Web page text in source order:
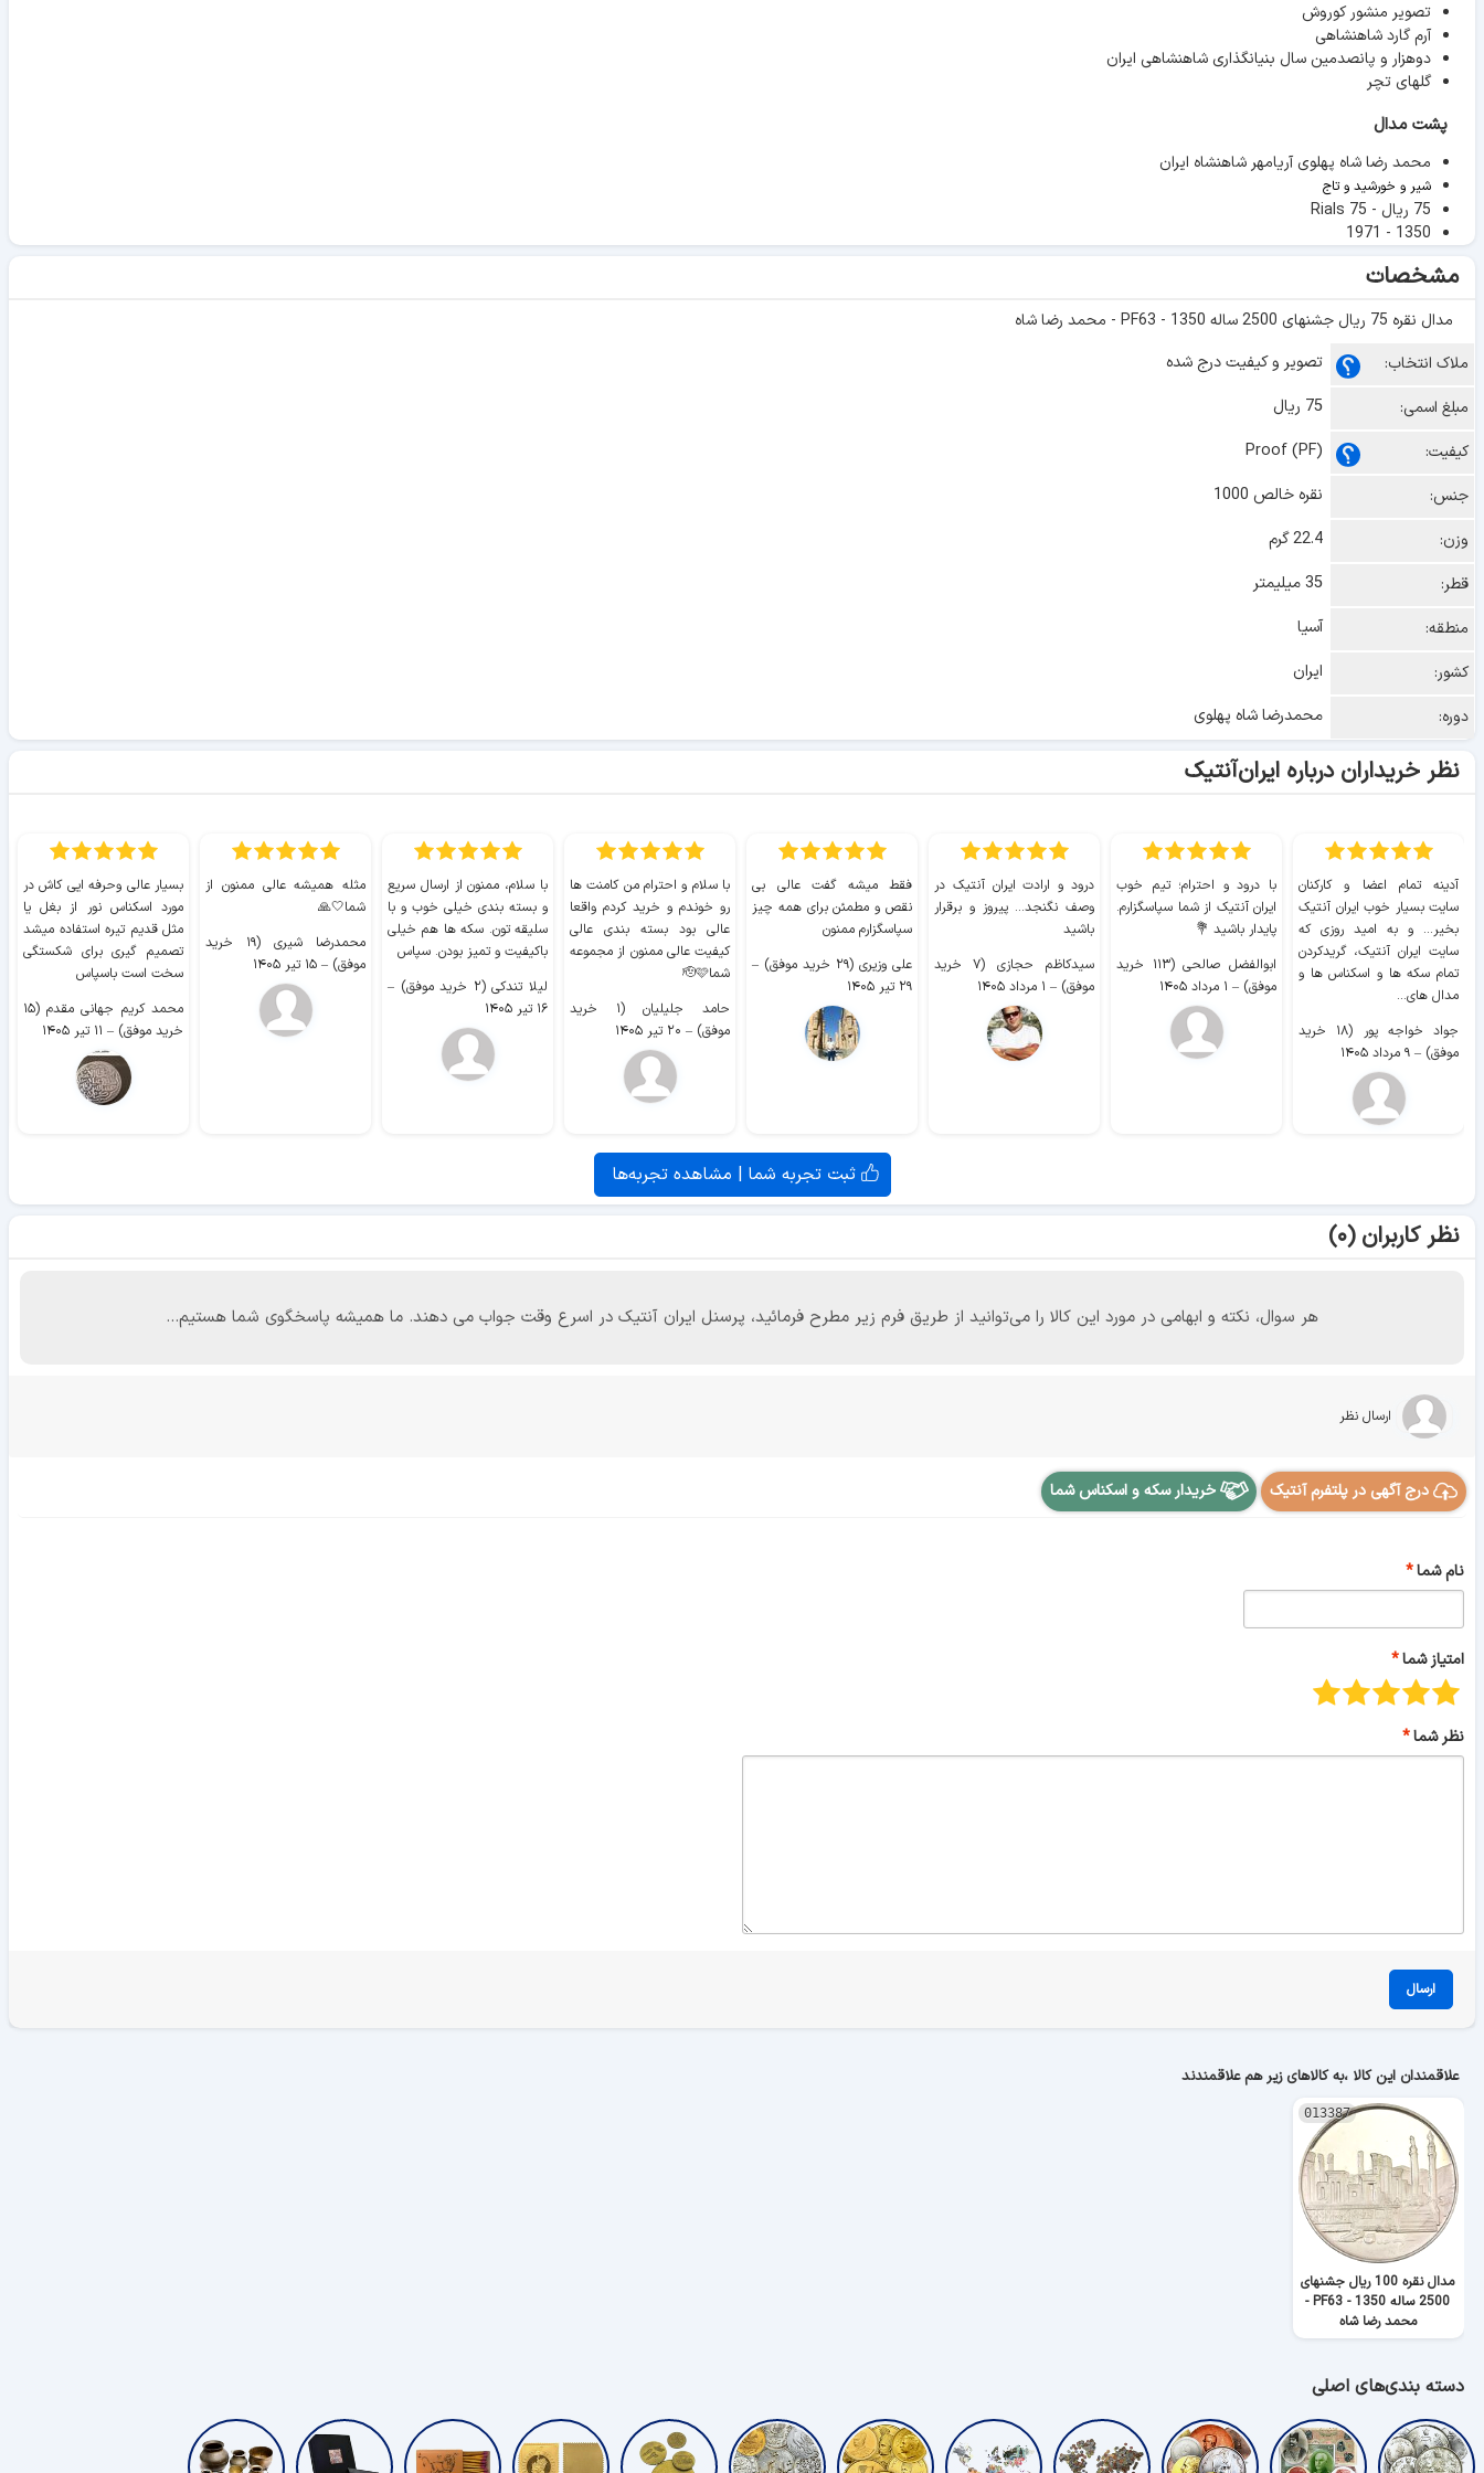
تصویر منشور کوروش
آرم گارد شاهنشاهی
دوهزار و پانصدمین سال بنیانگذاری شاهنشاهی ایران
گلهای تچر
پشت مدال
محمد رضا شاه پهلوی آریامهر شاهنشاه ایران
شیر و خورشید و تاج
75 ریال - 75 Rials
1350 - 1971
مشخصات
مدال نقره 75 ریال جشنهای 2500 ساله 1350 - PF63 - محمد رضا شاه
ملاک انتخاب:
تصویر و کیفیت درج شده
مبلغ اسمی:
75 ریال
کیفیت:
Proof (PF)
جنس:
نقره خالص 1000
وزن:
22.4 گرم
قطر:
35 میلیمتر
منطقه:
آسیا
کشور:
ایران
دوره:
محمدرضا شاه پهلوی
نظر خریداران درباره ایران‌آنتیک
آدینه تمام اعضا و کارکنان
سایت بسیار خوب ايران آنتیک
بخیر... و به امید روزی که
سایت ايران آنتیک، گریدکردن
تمام سکه ها و اسکناس ها و
مدال های...
جواد خواجه پور (۱۸ خرید
موفق) – ۹ مرداد ۱۴۰۵
با درود و احترام؛ تیم خوب
ایران آنتیک از شما سپاسگزارم.
پایدار باشید 💐
ابوالفضل صالحی (۱۱۳ خرید
موفق) – ۱ مرداد ۱۴۰۵
درود و ارادت ایران آنتیک در
وصف نگنجد... پیروز و برقرار
باشید
سیدکاظم حجازی (۷ خرید
موفق) – ۱ مرداد ۱۴۰۵
فقط میشه گفت عالی بی
نقص و مطمئن برای همه چیز
سپاسگزارم ممنون
علی وزیری (۲۹ خرید موفق)
–
۲۹ تیر ۱۴۰۵
با سلام و احترام من کامنت ها
رو خوندم و خرید کردم واقعا
عالی بود بسته بندی عالی
کیفیت عالی ممنون از مجموعه
شما🫡🩷
حامد جلیلیان (۱ خرید
موفق) – ۲۰ تیر ۱۴۰۵
با سلام، ممنون از ارسال سریع
و بسته بندی خیلی خوب و با
سلیقه تون. سکه ها هم خیلی
باکیفیت و تمیز بودن. سپاس
لیلا تندکی (۲ خرید موفق)
–
۱۶ تیر ۱۴۰۵
مثله همیشه عالی ممنون از
شما🤍🙏
محمدرضا شیری (۱۹ خرید
موفق) – ۱۵ تیر ۱۴۰۵
بسیار عالی وحرفه ایی کاش در
مورد اسکناس نور از بغل یا
مثل قدیم تیره استفاده میشد
تصمیم گیری برای شکستگی
سخت است باسپاس
محمد کریم جهانی مقدم (۱۵
خرید موفق) – ۱۱ تیر ۱۴۰۵
ثبت تجربه شما | مشاهده تجربه‌ها
نظر کاربران (۰)
هر سوال، نکته و ابهامی در مورد این کالا را می‌توانید از طریق فرم زیر مطرح فرمائید، پرسنل ایران آنتیک در اسرع وقت جواب می دهند. ما همیشه پاسخگوی شما هستیم...
ارسال نظر
درج آگهی در پلتفرم آنتیک خریدار سکه و اسکناس شما
نام شما
امتیاز شما
نظر شما
ارسال
علاقمندان این کالا ،به کالاهای زیر هم علاقمندند
013387
مدال نقره 100 ریال جشنهای
2500 ساله 1350 - PF63 -
محمد رضا شاه
دسته بندی‌های اصلی